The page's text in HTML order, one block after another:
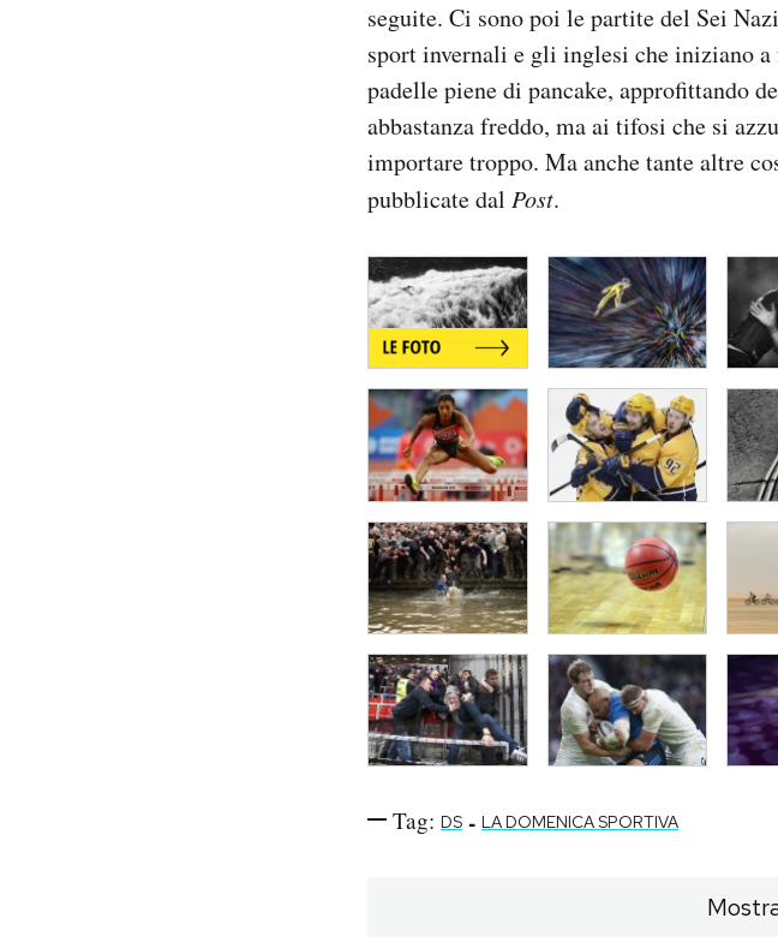
seguite. Ci sono poi le partite del Sei
sport invernali e gli inglesi che iniziano
padelle piene di pancake, approfittando
abbastanza freddo, ma ai tifosi che si
importare troppo. Ma anche tante altre
pubblicate dal Post.
Tag: DS - LA DOMENICA SPORTIVA